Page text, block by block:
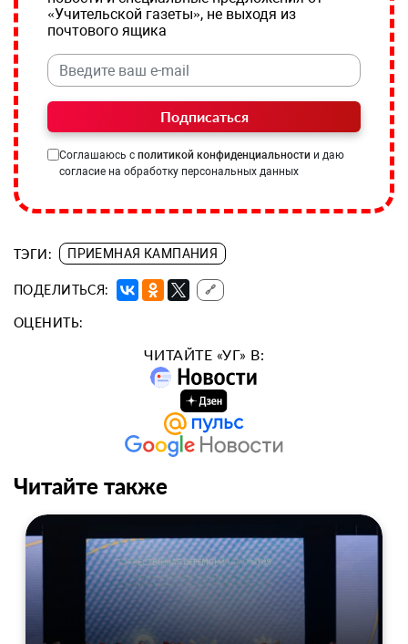
«Учительской газеты», не выходя из
почтового ящика
Подписаться
Соглашаюсь с политикой конфиденциальности и даю
согласие на обработку персональных данных
ТЭГИ: ПРИЕМНАЯ КАМПАНИЯ
ПОДЕЛИТЬСЯ: 🔗
ОЦЕНИТЬ:
ЧИТАЙТЕ «УГ» В:
Читайте также